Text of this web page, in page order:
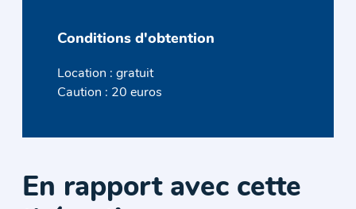
Conditions d'obtention
Location : gratuit
Caution : 20 euros
En rapport avec cette